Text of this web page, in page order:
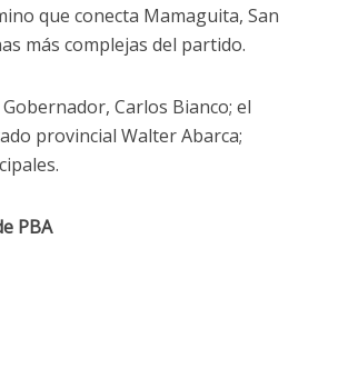
que conecta Mamaguita, San
más complejas del partido.
Carlos Bianco; el
provincial Walter Abarca;
PBA